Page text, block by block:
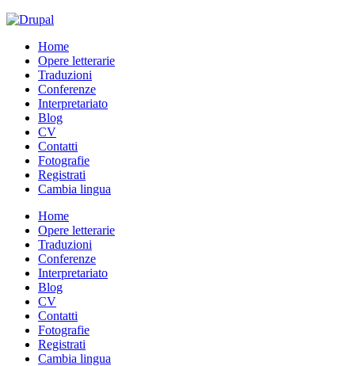
Home
Opere letterarie
Traduzioni
Conferenze
Interpretariato
Blog
CV
Contatti
Fotografie
Registrati
Cambia lingua
Home
Opere letterarie
Traduzioni
Conferenze
Interpretariato
Blog
CV
Contatti
Fotografie
Registrati
Cambia lingua